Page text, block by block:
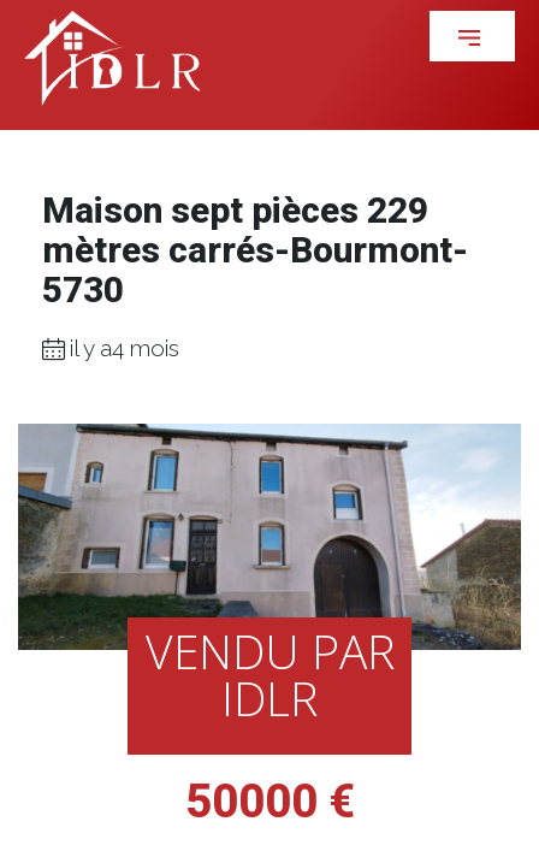
Maison sept pièces 229
mètres carrés-Bourmont-
5730
il y a4 mois
VENDU PAR
IDLR
50000 €